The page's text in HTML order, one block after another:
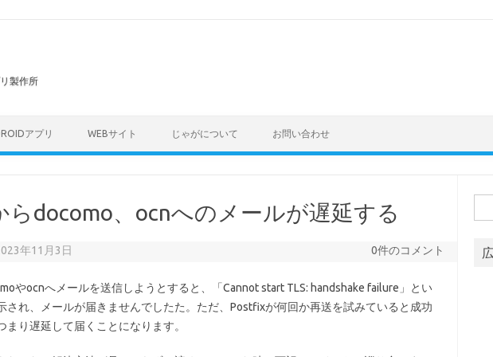
製作所
アプリ WEBサイト じゃがについて お問い合わせ
らdocomo、ocnへのメールが遅延する
年11月3日 0件のコメント
やocnへメールを送信しようとすると、「Cannot start TLS: handshake failure」とい
され、メールが届きませんでしたた。ただ、Postfixが何回か再送を試みていると成功
まり遅延して届くことになります。
索: